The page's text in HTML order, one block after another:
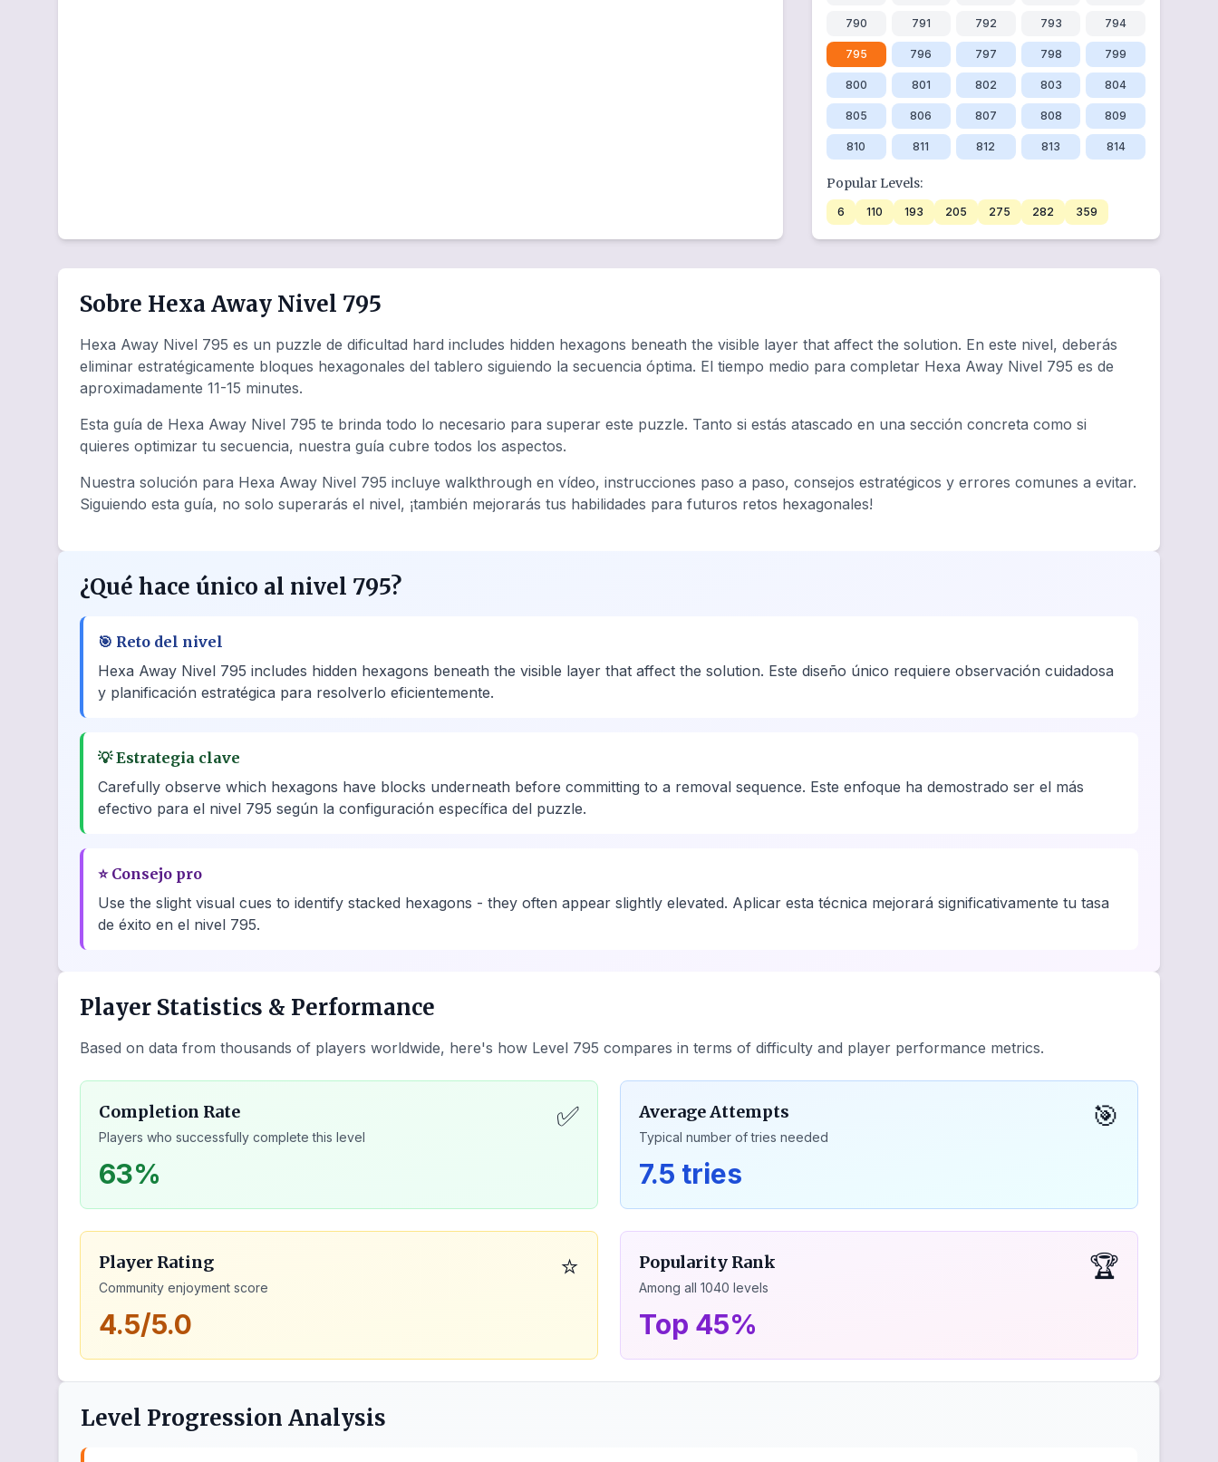
790 791 792 793 794
795 796 797 798 799
800 801 802 803 804
805 806 807 808 809
810 811 812 813 814
Popular Levels:
6 110 193 205 275 282 359
Sobre Hexa Away Nivel 795
Hexa Away Nivel 795 es un puzzle de dificultad hard includes hidden hexagons beneath the visible layer that affect the solution. En este nivel, deberás
eliminar estratégicamente bloques hexagonales del tablero siguiendo la secuencia óptima. El tiempo medio para completar Hexa Away Nivel 795 es de
aproximadamente 11-15 minutes.
Esta guía de Hexa Away Nivel 795 te brinda todo lo necesario para superar este puzzle. Tanto si estás atascado en una sección concreta como si
quieres optimizar tu secuencia, nuestra guía cubre todos los aspectos.
Nuestra solución para Hexa Away Nivel 795 incluye walkthrough en vídeo, instrucciones paso a paso, consejos estratégicos y errores comunes a evitar.
Siguiendo esta guía, no solo superarás el nivel, ¡también mejorarás tus habilidades para futuros retos hexagonales!
¿Qué hace único al nivel 795?
🎯 Reto del nivel
Hexa Away Nivel 795 includes hidden hexagons beneath the visible layer that affect the solution. Este diseño único requiere observación cuidadosa
y planificación estratégica para resolverlo eficientemente.
💡Estrategia clave
Carefully observe which hexagons have blocks underneath before committing to a removal sequence. Este enfoque ha demostrado ser el más
efectivo para el nivel 795 según la configuración específica del puzzle.
⭐ Consejo pro
Use the slight visual cues to identify stacked hexagons - they often appear slightly elevated. Aplicar esta técnica mejorará significativamente tu tasa
de éxito en el nivel 795.
Player Statistics & Performance
Based on data from thousands of players worldwide, here's how Level 795 compares in terms of difficulty and player performance metrics.
Completion Rate
Players who successfully complete this level
✅
63%
Average Attempts
Typical number of tries needed
🎯
7.5 tries
Player Rating
Community enjoyment score
⭐
4.5/5.0
Popularity Rank
Among all 1040 levels
🏆
Top 45%
Level Progression Analysis